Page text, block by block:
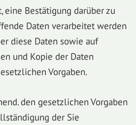
eine Bestätigung darüber zu
Daten verarbeitet werden
diese Daten sowie auf
und Kopie der Daten
Vorgaben.
den gesetzlichen Vorgaben
der Sie